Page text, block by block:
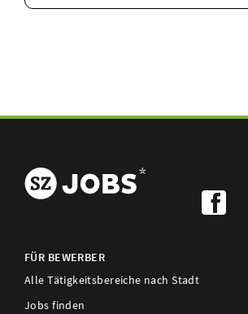
FÜR BEWERBER
Alle Tätigkeitsbereiche nach Stadt
Jobs finden